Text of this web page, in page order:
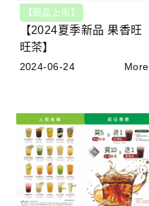
【新品上市】
【2024夏季新品 果香旺
旺茶】
2024-06-24 More